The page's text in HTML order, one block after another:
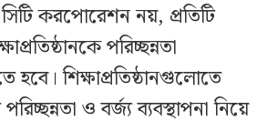
করপোরেশন নয়, প্রতিটি
পরিচ্ছন্নতা
হবে। শিক্ষাপ্রতিষ্ঠানগুলোতে
পরিচ্ছন্নতা ও বর্জ্য ব্যবস্থাপনা নিয়ে